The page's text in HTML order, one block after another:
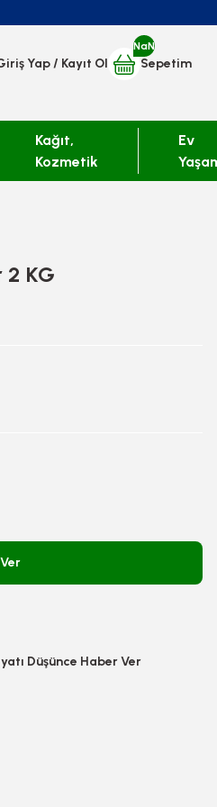
Yap/ Kayıt Ol
NaN
Sepetim
Kağıt,
Kozmetik
Ev
2 KG
Düşünce Haber Ver